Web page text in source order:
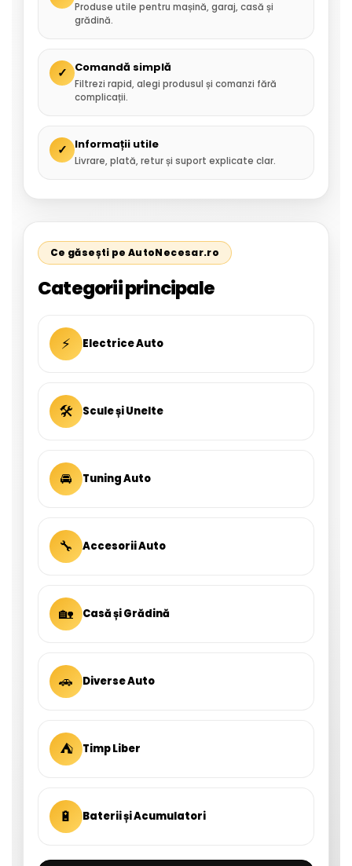
Produse utile pentru mașină, garaj, casă și
grădină.
✓ Comandă simplă
Filtrezi rapid, alegi produsul și comanzi fără
complicații.
✓ Informații utile
Livrare, plată, retur și suport explicate clar.
Ce găsești pe AutoNecesar.ro
Categorii principale
⚡ Electrice Auto
🛠 Scule și Unelte
🚘 Tuning Auto
🔧 Accesorii Auto
🏡 Casă și Grădină
🚗 Diverse Auto
⛺ Timp Liber
🔋 Baterii și Acumulatori